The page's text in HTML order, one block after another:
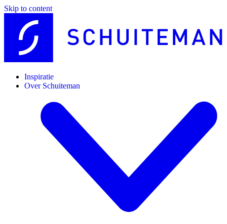
Skip to content
Inspiratie
Over Schuiteman